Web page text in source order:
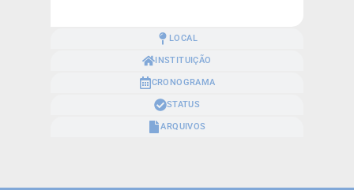
LOCAL
INSTITUIÇÃO
CRONOGRAMA
STATUS
ARQUIVOS